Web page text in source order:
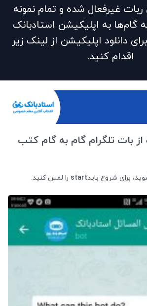
غیرفعال شده و تمام نمونه
گام‌ها به اپلیکیشن استادبانک
دانلود اپلیکیشن از لینک زیر
اقدام کنید.
از بات تلگرام گام به گام کتب
start را لمس کنید.